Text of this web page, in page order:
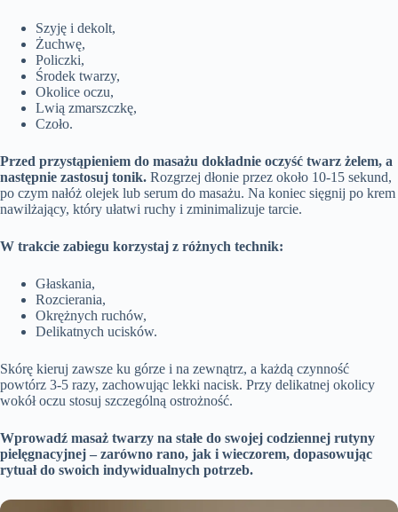
Szyję i dekolt,
Żuchwę,
Policzki,
Środek twarzy,
Okolice oczu,
Lwią zmarszczkę,
Czoło.
Przed przystąpieniem do masażu dokładnie oczyść twarz żelem, a
następnie zastosuj tonik. Rozgrzej dłonie przez około 10-15 sekund,
po czym nałóż olejek lub serum do masażu. Na koniec sięgnij po krem
nawilżający, który ułatwi ruchy i zminimalizuje tarcie.
W trakcie zabiegu korzystaj z różnych technik:
Głaskania,
Rozcierania,
Okrężnych ruchów,
Delikatnych ucisków.
Skórę kieruj zawsze ku górze i na zewnątrz, a każdą czynność
powtórz 3-5 razy, zachowując lekki nacisk. Przy delikatnej okolicy
wokół oczu stosuj szczególną ostrożność.
Wprowadź masaż twarzy na stałe do swojej codziennej rutyny
pielęgnacyjnej – zarówno rano, jak i wieczorem, dopasowując
rytuał do swoich indywidualnych potrzeb.